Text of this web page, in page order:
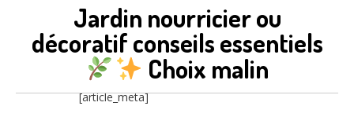
Jardin nourricier ou
décoratif conseils essentiels
Choix malin
[article_meta]